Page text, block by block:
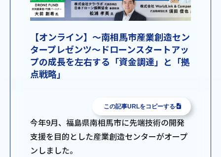
【オンライン】～南相馬市産業創造セン
タープレゼンツ～ドローンスタートアッ
プの成長を左右する「資金調達」と「拠
点戦略」
この記事URLをコピーする
今年9月、福島県南相馬市に先端技術の開発
支援を目的とした産業創造センターがオープ
ンしました。